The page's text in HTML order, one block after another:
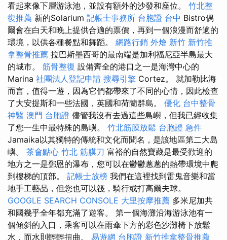
看起來像下層游泳池，並設有額外的沙發和座位。 竹北整
復推薦 新的Solarium 記帳士事務所 台胞證 台中 Bistro偶
爾會在白天和晚上提供合適的票價，再到一個浪漫而舒適的
環境，以供各種餐點和舞蹈。 網路行銷 外燴 新竹 新竹推
拿整骨推薦 拉巴斯墨西哥的最南端是加利福尼亞半島最大
的城市。 筋骨整復 設備齊全的港口之一是海灣中心的
Marina 社團法人登記申請 搜尋引擎 Cortez。 就加勒比海
而言，值得一遊，因為它們都帶來了不同的心情，因此檢查
了大安提斯和一些法國，英國和荷蘭群島。 優化 台中整骨
神醫 澳門 台胞證 儘管我沒有去過這些島嶼，但我已經收集
了您一生中最特殊的島嶼。 竹北筋膜放鬆 台胞證 急件
Jamaika以其獨特的傳統和文化而聞名，是該地區第二大島
嶼。 茶會點心 竹北 筋膜刀 富裕的自然寶藏是最受歡迎的
地方之一是鄧恩的瀑布，您可以在鬱鬱蔥蔥的熱帶環境中爬
到樓梯的頂部。 記帳士放榜 我們在這裡找到雷鬼音樂和當
地手工藝品，但您也可以筏，騎行或打高爾夫球。
GOOGLE SEARCH CONSOLE 大里按摩推薦 多米尼加共
和國幾乎全年都充滿了遊客。 第一個海灘沿海游泳池有一
個傾斜的入口，乘客可以在雨傘下方的彩色沙灘椅下放鬆
水，而水則輕輕扭曲。 易遊網 台胞證 新竹推拿整骨推薦